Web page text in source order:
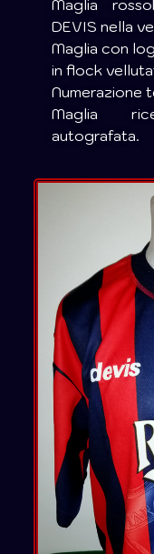
Maglia
DEVIS nella
Maglia con
in flock
Numerazione
Maglia
autografata.